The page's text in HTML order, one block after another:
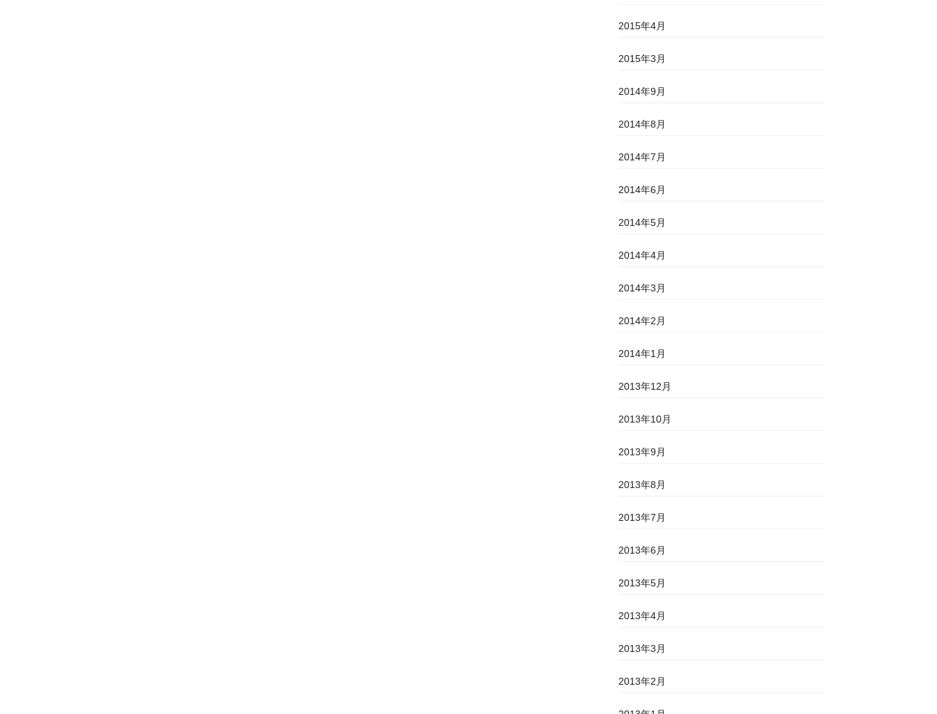
2015年4月
2015年3月
2014年9月
2014年8月
2014年7月
2014年6月
2014年5月
2014年4月
2014年3月
2014年2月
2014年1月
2013年12月
2013年10月
2013年9月
2013年8月
2013年7月
2013年6月
2013年5月
2013年4月
2013年3月
2013年2月